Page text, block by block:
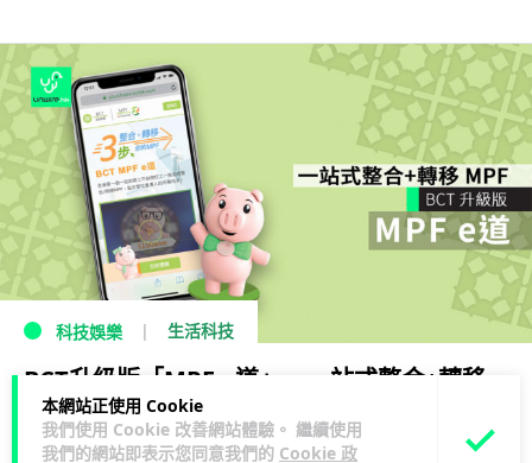
本網站正使用 Cookie
我們使用 Cookie 改善網站體驗。 繼續使用
我們的網站即表示您同意我們的 Cookie 政
科技娛樂 生活科技
BCT升級版「MPF e道」 一站式整合+轉移
MPF
7 年前